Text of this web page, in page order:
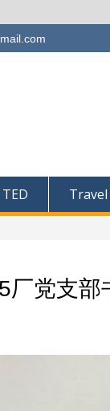
党支部